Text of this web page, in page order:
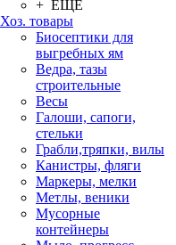
+ ЕЩЕ
Хоз. товары
Биосептики для
выгребных ям
Ведра, тазы
строительные
Весы
Галоши, сапоги,
стельки
Грабли,тряпки, вилы
Канистры, фляги
Маркеры, мелки
Метлы, веники
Мусорные
контейнеры